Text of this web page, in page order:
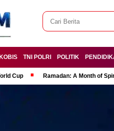
TNI POLRI POLITIK
Cup Ramadan: A Month of